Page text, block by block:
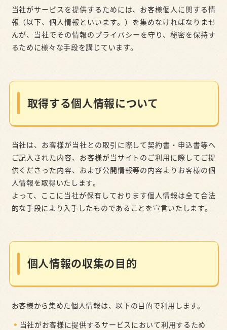
当社がサービスを提供するためには、お客様個⼈に関する情
報（以下、個⼈情報といいます。）を集めなければなりませ
んが、当社でその情報のプライバシーを守り、秘密を保持す
るために様々な⼿段を講じています。
取得する個人情報について
当社は、お客様が当社との取引に際して契約書・申込書等へ
ご記入された内容、お客様が当サイトのご利用に際してご提
供くださった内容、および公開情報等の内容よりお客様の個
人情報を取得いたします。
よって、ここに当社が保有しております個人情報は全て合法
的な手段により入手したものであることを宣言いたします。
個人情報の収集の目的
お客様から集めた個人情報は、以下の目的で利用します。
当社がお客様に提供するサービスにおいて利用するため